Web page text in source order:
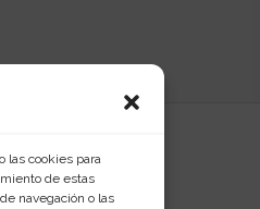
las cookies para
de estas
navegación o las